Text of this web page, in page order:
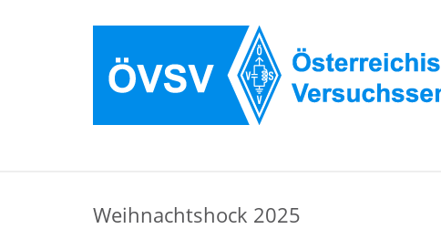
Weihnachtshock 2025